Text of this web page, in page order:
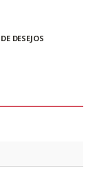
DESEJOS